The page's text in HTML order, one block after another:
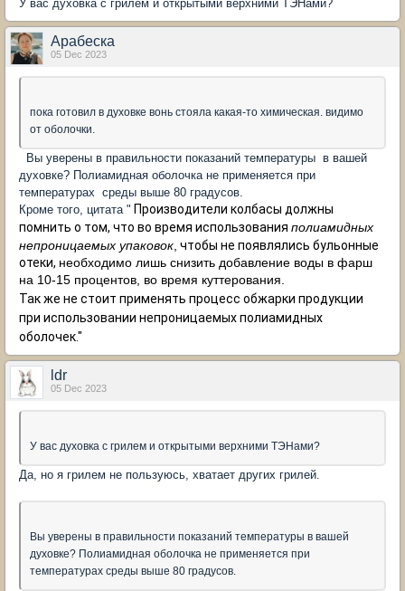
У вас духовка с грилем и открытыми верхними ТЭНами?
Арабеска
05 Dec 2023
пока готовил в духовке вонь стояла какая-то химическая. видимо
от оболочки.
Вы уверены в правильности показаний температуры в вашей
духовке? Полиамидная оболочка не применяется при
температурах среды выше 80 градусов.
Кроме того, цитата " Производители колбасы должны
помнить о том, что во время использования полиамидных
непроницаемых упаковок чтобы не появлялись бульонные
отеки, необходимо лишь снизить добавление воды в фарш
на 10-15 процентов, во время куттерования.
Так же не стоит применять процесс обжарки продукции
при использовании непроницаемых полиамидных
оболочек."
ldr
05 Dec 2023
У вас духовка с грилем и открытыми верхними ТЭНами?
Да, но я грилем не пользуюсь, хватает других грилей.
Вы уверены в правильности показаний температуры в вашей
духовке? Полиамидная оболочка не применяется при
температурах среды выше 80 градусов.